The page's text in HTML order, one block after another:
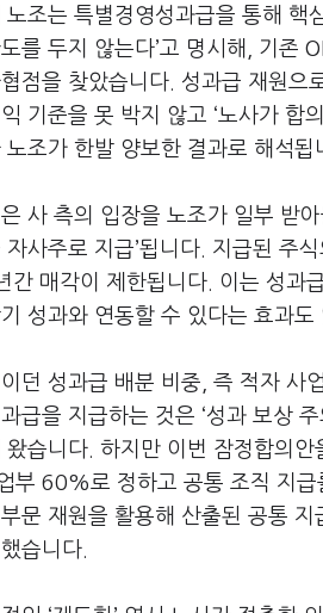
노조는 특별경영성과급을 통해 핵
를 두지 않는다’고 명시해 기존
점을 찾았습니다
성과급 재원으
기준을 못 박지 않고 ‘노사가 합
노조가 한발 양보한 결과로 해석됩
사 측의 입장을 노조가 일부 받
자사주로 지급’됩니다 지급된 주식
간 매각이 제한됩니다 . 이는 성과
성과와 연동할 수 있다는 효과도
던 성과급 배분 비중 즉 적자 사
급을 지급하는 것은 ‘성과 보상 주
왔습니다 하지만 이번 잠정합의안
부 60%로 정하고 공통 조직 지
문 재원을 활용해 산출된 공통 지
습니다